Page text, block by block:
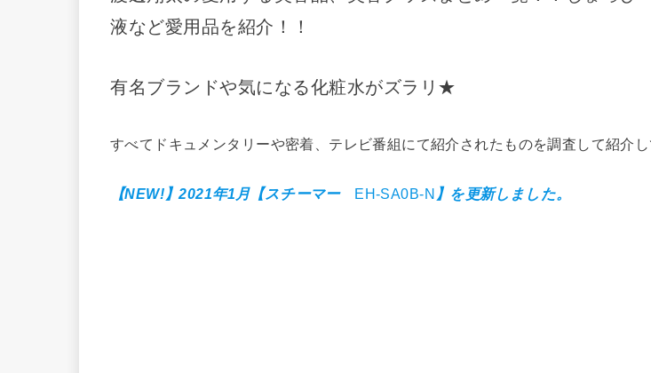
液など愛用品を紹介！！
有名ブランドや気になる化粧水がズラリ★
すべてドキュメンタリーや密着、テレビ番組にて紹介されたものを調査して紹介し
【NEW!】2021年1月【スチーマー EH-SA0B-N 】を更新しました。